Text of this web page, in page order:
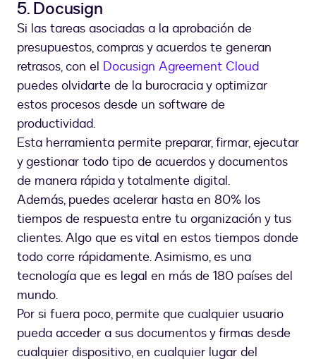
5. Docusign
Si las tareas asociadas a la aprobación de
presupuestos, compras y acuerdos te generan
retrasos, con el Docusign Agreement Cloud
puedes olvidarte de la burocracia y optimizar
estos procesos desde un software de
productividad.
Esta herramienta permite preparar, firmar, ejecutar
y gestionar todo tipo de acuerdos y documentos
de manera rápida y totalmente digital.
Además, puedes acelerar hasta en 80% los
tiempos de respuesta entre tu organización y tus
clientes. Algo que es vital en estos tiempos donde
todo corre rápidamente. Asimismo, es una
tecnología que es legal en más de 180 países del
mundo.
Por si fuera poco, permite que cualquier usuario
pueda acceder a sus documentos y firmas desde
cualquier dispositivo, en cualquier lugar del